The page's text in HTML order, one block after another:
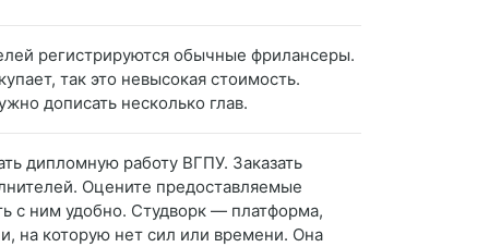
регистрируются обычные фрилансеры.
так это невысокая стоимость.
дописать несколько глав.
дипломную работу ВГПУ. Заказать
Оцените предоставляемые
с ним удобно. Студворк — платформа,
на которую нет сил или времени. Она